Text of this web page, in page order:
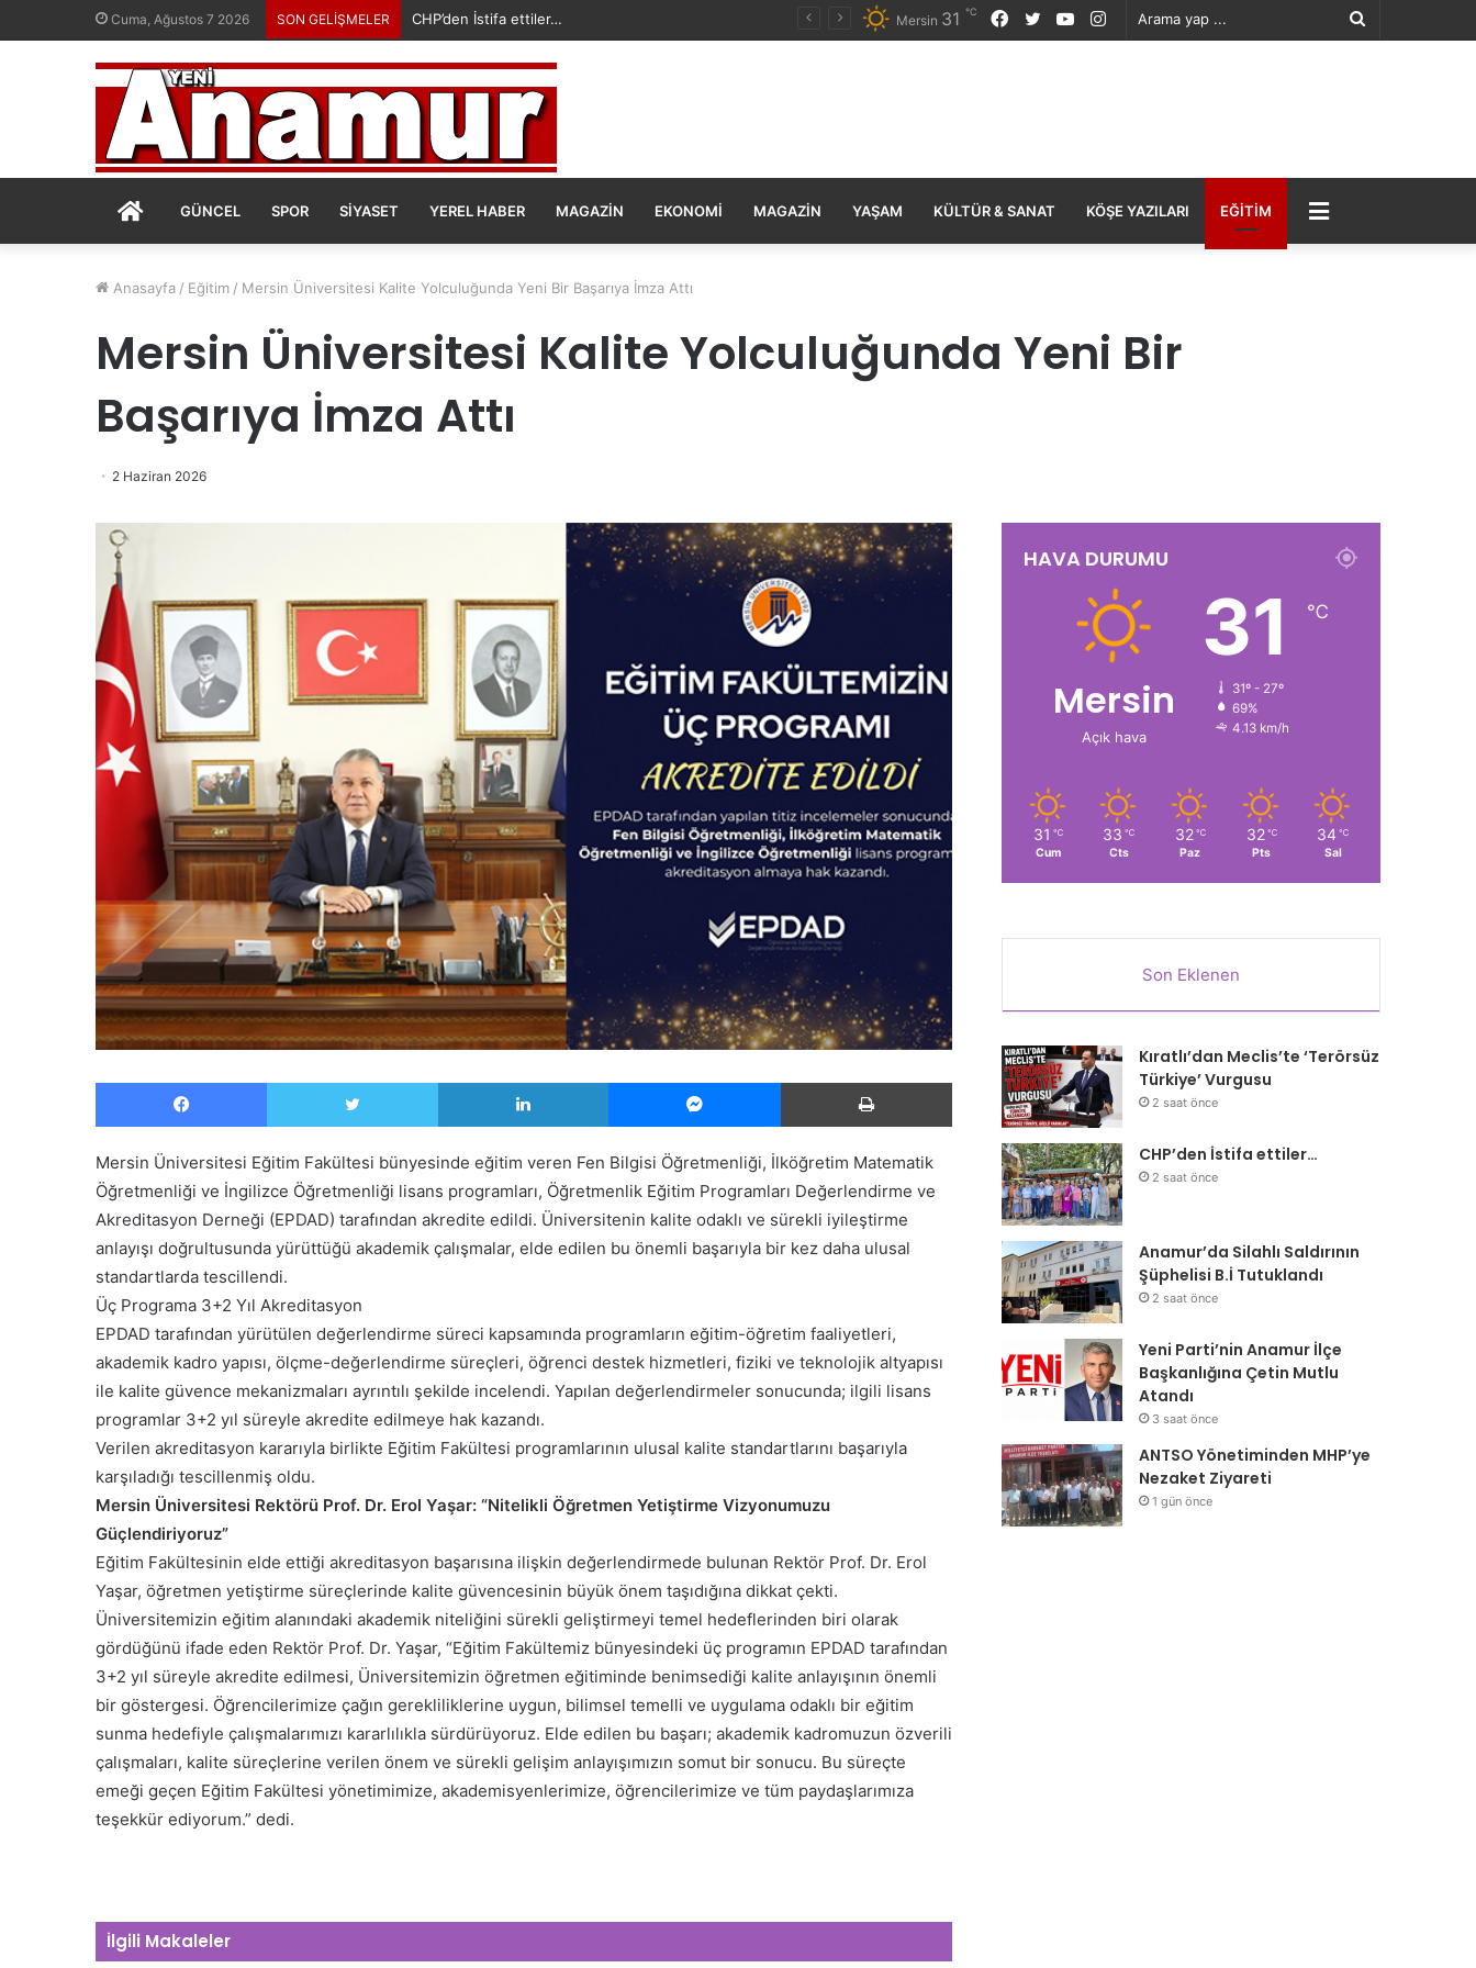
Cuma, Ağustos 7 2026 SON GELİŞMELER CHP’den İstifa ettiler…
Arama
Instagram
YouTube
Twitter
Facebook
Mersin 31 ℃
ANASAYFA
GÜNCEL SPOR SIYASET YEREL HABER MAGAZIN EKONOMI MAGAZIN YAŞAM KÜLTÜR & SANAT KÖŞE YAZILARI EĞITIM MENÜ
Anasayfa / Eğitim / Mersin Üniversitesi Kalite Yolculuğunda Yeni Bir Başarıya İmza Attı
Mersin Üniversitesi Kalite Yolculuğunda Yeni Bir
Başarıya İmza Attı
2 Haziran 2026
Facebook Twitter LinkedIn Messenger Yazdır
Mersin Üniversitesi Eğitim Fakültesi bünyesinde eğitim veren Fen Bilgisi Öğretmenliği, İlköğretim Matematik
Öğretmenliği ve İngilizce Öğretmenliği lisans programları, Öğretmenlik Eğitim Programları Değerlendirme ve
Akreditasyon Derneği (EPDAD) tarafından akredite edildi. Üniversitenin kalite odaklı ve sürekli iyileştirme
anlayışı doğrultusunda yürüttüğü akademik çalışmalar, elde edilen bu önemli başarıyla bir kez daha ulusal
standartlarda tescillendi.
Üç Programa 3+2 Yıl Akreditasyon
EPDAD tarafından yürütülen değerlendirme süreci kapsamında programların eğitim-öğretim faaliyetleri,
akademik kadro yapısı, ölçme-değerlendirme süreçleri, öğrenci destek hizmetleri, fiziki ve teknolojik altyapısı
ile kalite güvence mekanizmaları ayrıntılı şekilde incelendi. Yapılan değerlendirmeler sonucunda; ilgili lisans
programlar 3+2 yıl süreyle akredite edilmeye hak kazandı.
Verilen akreditasyon kararıyla birlikte Eğitim Fakültesi programlarının ulusal kalite standartlarını başarıyla
karşıladığı tescillenmiş oldu.
Mersin Üniversitesi Rektörü Prof. Dr. Erol Yaşar: “Nitelikli Öğretmen Yetiştirme Vizyonumuzu
Güçlendiriyoruz”
Eğitim Fakültesinin elde ettiği akreditasyon başarısına ilişkin değerlendirmede bulunan Rektör Prof. Dr. Erol
Yaşar, öğretmen yetiştirme süreçlerinde kalite güvencesinin büyük önem taşıdığına dikkat çekti.
Üniversitemizin eğitim alanındaki akademik niteliğini sürekli geliştirmeyi temel hedeflerinden biri olarak
gördüğünü ifade eden Rektör Prof. Dr. Yaşar, “Eğitim Fakültemiz bünyesindeki üç programın EPDAD tarafından
3+2 yıl süreyle akredite edilmesi, Üniversitemizin öğretmen eğitiminde benimsediği kalite anlayışının önemli
bir göstergesi. Öğrencilerimize çağın gerekliliklerine uygun, bilimsel temelli ve uygulama odaklı bir eğitim
sunma hedefiyle çalışmalarımızı kararlılıkla sürdürüyoruz. Elde edilen bu başarı; akademik kadromuzun özverili
çalışmaları, kalite süreçlerine verilen önem ve sürekli gelişim anlayışımızın somut bir sonucu. Bu süreçte
emeği geçen Eğitim Fakültesi yönetimimize, akademisyenlerimize, öğrencilerimize ve tüm paydaşlarımıza
teşekkür ediyorum.” dedi.
İlgili Makaleler
HAVA DURUMU
Mersin
Açık hava
31 ℃
31º - 27º
69%
4.13 km/h
31 ℃
Cum
33 ℃
Cts
32 ℃
Paz
32 ℃
Pts
34 ℃
Sal
Son Eklenen
Kıratlı’dan Meclis’te ‘Terörsüz
Türkiye’ Vurgusu
2 saat önce
CHP’den İstifa ettiler…
2 saat önce
Anamur’da Silahlı Saldırının
Şüphelisi B.İ Tutuklandı
2 saat önce
Yeni Parti’nin Anamur İlçe
Başkanlığına Çetin Mutlu
Atandı
3 saat önce
ANTSO Yönetiminden MHP’ye
Nezaket Ziyareti
1 gün önce